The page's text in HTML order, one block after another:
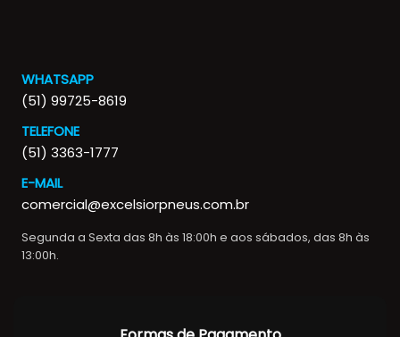
WHATSAPP
(51) 99725-8619
TELEFONE
(51) 3363-1777
E-MAIL
comercial@excelsiorpneus.com.br
Segunda a Sexta das 8h às 18:00h e aos sábados, das 8h às
13:00h.